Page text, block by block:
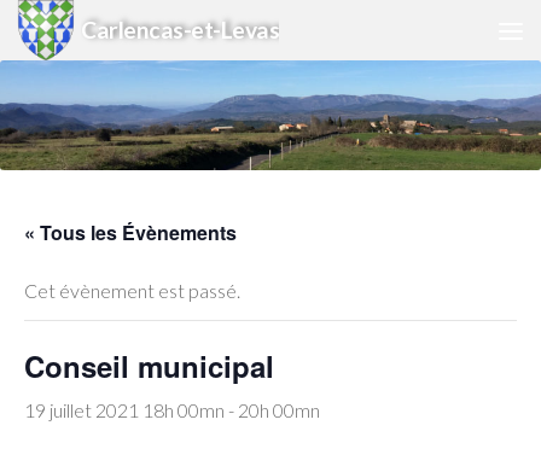
Skip to content
Carlencas-et-Levas
« Tous les Évènements
Cet évènement est passé.
Conseil municipal
19 juillet 2021 18h 00mn - 20h 00mn